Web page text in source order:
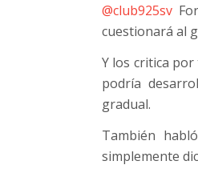
@club925sv
cuestionará al
Y los critica
podría
gradual.
También
simplemente